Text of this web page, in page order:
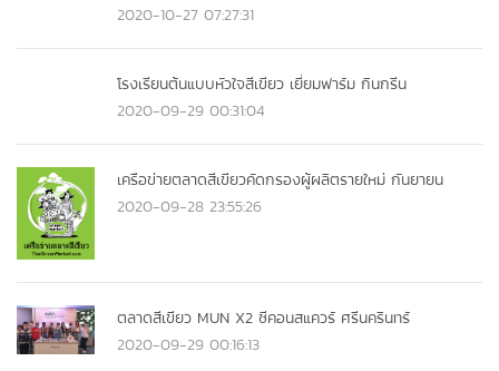
2020-10-27 07:27:31
โรงเรียนต้นแบบหัวใจสีเขียว เยี่ยมฟาร์ม กินกรีน
2020-09-29 00:31:04
เครือข่ายตลาดสีเขียวคัดกรองผู้ผลิตรายใหม่ กันยายน
2020-09-28 23:55:26
ตลาดสีเขียว MUN X2 ซีคอนสแควร์ ศรีนครินทร์
2020-09-29 00:16:13